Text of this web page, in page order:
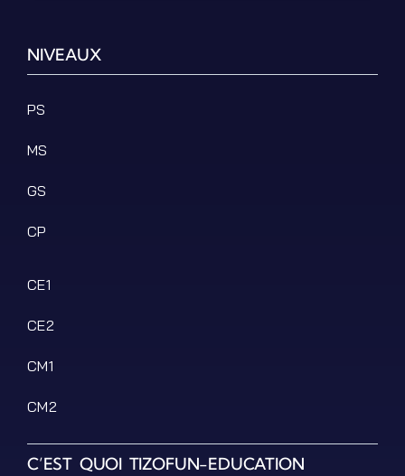
NIVEAUX
PS
MS
GS
CP
CE1
CE2
CM1
CM2
C’EST QUOI TIZOFUN-EDUCATION